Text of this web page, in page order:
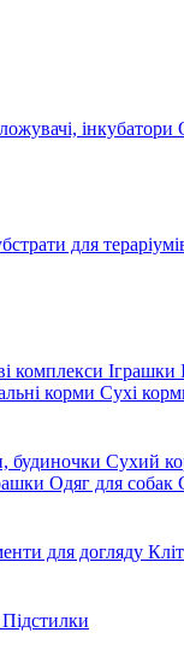
інкубатори
для
комплекси Іграшки
корми Сухі
будиночки Сухий
Одяг для собак
для догляду
Підстилки